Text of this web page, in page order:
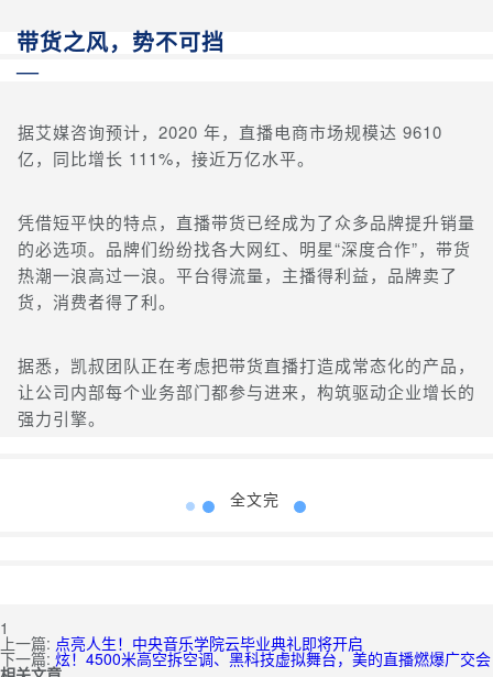
带货之风，势不可挡
—
据艾媒咨询预计，2020 年，直播电商市场规模达 9610
亿，同比增长 111%，接近万亿水平。
凭借短平快的特点，直播带货已经成为了众多品牌提升销量
的必选项。品牌们纷纷找各大网红、明星“深度合作”，带货
热潮一浪高过一浪。平台得流量，主播得利益，品牌卖了
货，消费者得了利。
据悉，凯叔团队正在考虑把带货直播打造成常态化的产品，
让公司内部每个业务部门都参与进来，构筑驱动企业增长的
强力引擎。
全文完
1
上一篇: 点亮人生！中央音乐学院云毕业典礼即将开启
下一篇: 炫！4500米高空拆空调、黑科技虚拟舞台，美的直播燃爆广交会